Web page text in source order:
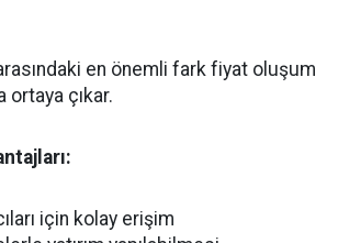
arasındaki en önemli fark fiyat oluşum
ortaya çıkar.
için kolay erişim